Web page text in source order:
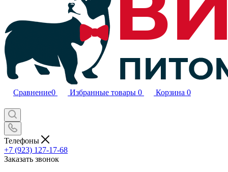
Сравнение0 Избранные товары 0 Корзина 0
Телефоны
+7 (923) 127-17-68
Заказать звонок